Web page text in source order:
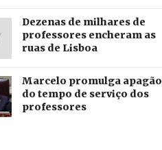
Dezenas de milhares de
professores encheram as
ruas de Lisboa
Marcelo promulga apagão
do tempo de serviço dos
professores